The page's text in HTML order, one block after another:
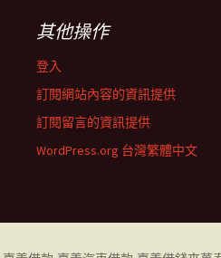
其他操作
登入
訂閱網站內容的資訊提供
訂閱留言的資訊提供
WordPress.org 台灣繁體中文